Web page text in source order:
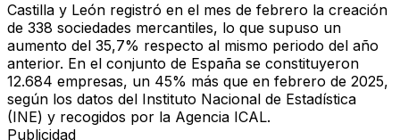
Castilla y León registró en el mes de febrero la creación
de 338 sociedades mercantiles, lo que supuso un
aumento del 35,7% respecto al mismo periodo del año
anterior. En el conjunto de España se constituyeron
12.684 empresas, un 45% más que en febrero de 2025,
según los datos del Instituto Nacional de Estadística
(INE) y recogidos por la Agencia ICAL.
Publicidad